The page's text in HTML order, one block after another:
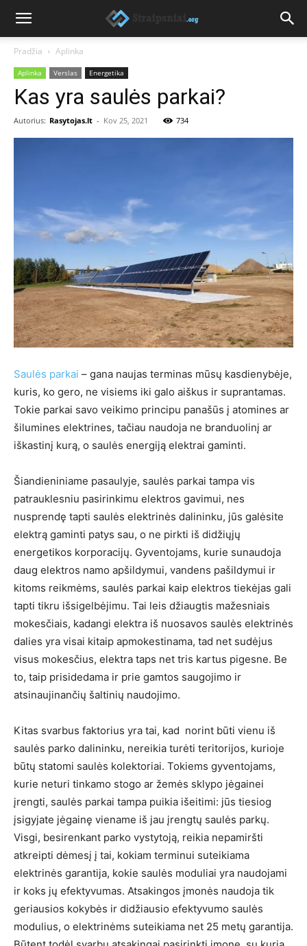
Pradžia Aplinka
Aplinka Verslas Energetika
Kas yra saulės parkai?
Autorius: Rasytojas.lt - Kov 25, 2021 734
Saulės parkai – gana naujas terminas mūsų kasdienybėje,
kuris, ko gero, ne visiems iki galo aiškus ir suprantamas.
Tokie parkai savo veikimo principu panašūs į atomines ar
šilumines elektrines, tačiau naudoja ne branduolinį ar
iškastinį kurą, o saulės energiją elektrai gaminti.
Šiandieniniame pasaulyje, saulės parkai tampa vis
patrauklesniu pasirinkimu elektros gavimui, nes
nusprendę tapti saulės elektrinės dalininku, jūs galėsite
elektrą gaminti patys sau, o ne pirkti iš didžiųjų
energetikos korporacijų. Gyventojams, kurie sunaudoja
daug elektros namo apšildymui, vandens pašildymui ir
kitoms reikmėms, saulės parkai kaip elektros tiekėjas gali
tapti tikru išsigelbėjimu. Tai leis džiaugtis mažesniais
mokesčiais, kadangi elektra iš nuosavos saulės elektrinės
dalies yra visai kitaip apmokestinama, tad net sudėjus
visus mokesčius, elektra taps net tris kartus pigesne. Be
to, taip prisidedama ir prie gamtos saugojimo ir
atsinaujinančių šaltinių naudojimo.
Kitas svarbus faktorius yra tai, kad norint būti vienu iš
saulės parko dalininku, nereikia turėti teritorijos, kurioje
būtų statomi saulės kolektoriai. Tokiems gyventojams,
kurie neturi tinkamo stogo ar žemės sklypo jėgainei
įrengti, saulės parkai tampa puikia išeitimi: jūs tiesiog
įsigyjate jėgainę viename iš jau įrengtų saulės parkų.
Visgi, besirenkant parko vystytoją, reikia nepamiršti
atkreipti dėmesį į tai, kokiam terminui suteikiama
elektrinės garantija, kokie saulės moduliai yra naudojami
ir koks jų efektyvumas. Atsakingos įmonės naudoja tik
geriausios kokybės ir didžiausio efektyvumo saulės
modulius, o elektrinėms suteikiama net 25 metų garantija.